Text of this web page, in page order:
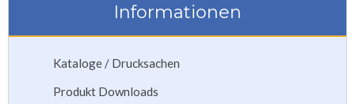
Informationen
Kataloge / Drucksachen
Produkt Downloads